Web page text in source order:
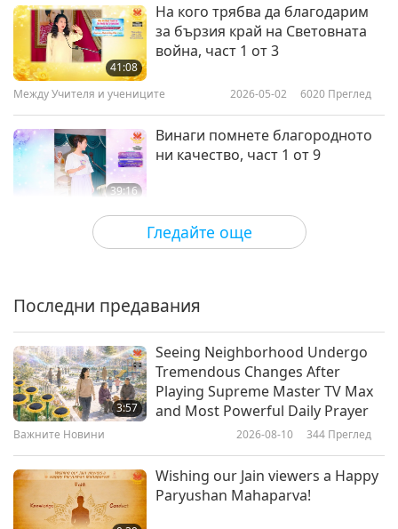
Гледайте още
41:08
На кого трябва да благодарим
за бързия край на Световната
война, част 1 от 3
Между Учителя и учениците 2026-05-02 6020 Преглед
39:16
Винаги помнете благородното
ни качество, част 1 от 9
Между Учителя и учениците 2026-04-23 5873
41:05
Смях с просветление, част 1 от 8
Разликата между
Последни предавания
3:57
Seeing Neighborhood Undergo
Tremendous Changes After
Playing Supreme Master TV Max
and Most Powerful Daily Prayer
Важните Новини 2026-08-10 344 Преглед
Wishing our Jain viewers a Happy
Paryushan Mahaparva!